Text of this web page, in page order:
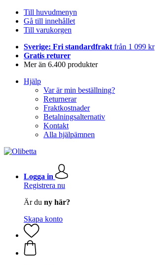
Till huvudmenyn
Gå till innehållet
Till varukorgen
Sverige: Fri standardfrakt från 1 099 kr
Gratis returer
Mer än 6.400 produkter
Hjälp
Var är min beställning?
Returnerar
Fraktkostnader
Betalningsalternativ
Kontakt
Alla hjälpämnen
Logga in
Registrera nu
Är du ny här?
Skapa konto